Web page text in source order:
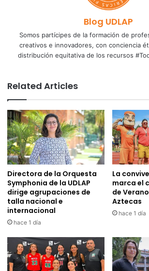
Blog UDLAP
Somos partícipes de la formación de
creativos e innovadores, con conciencia
distribución equitativa de los recursos
Related Articles
Directora de la Orquesta
Symphonia de la UDLAP
dirige agrupaciones de
talla nacional e
internacional
hace 1 día
La
marca el
de
Aztecas
hace 1 día